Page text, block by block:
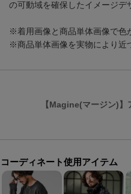
の可動域を確保したイメージデ
※着用画像と商品単体画像で色
※商品単体画像を実物により近
【Magine(マージン)
コーディネート使用アイテム